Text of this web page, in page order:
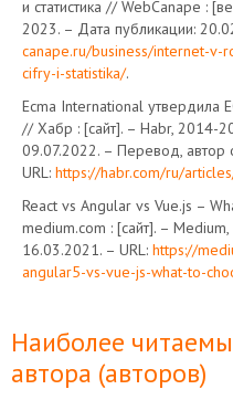
и статистика // WebCanape :
2023. – Дата публикации:
canape.ru/business/internet-v-
cifry-i-statistika/.
Ecma International утвердила
// Хабр : [сайт]. – Habr, 2014-
09.07.2022. – Перевод, автор
URL: https://habr.com/ru/
React vs Angular vs Vue.js –
medium.com : [сайт]. –
16.03.2021. – URL: https://
angular5-vs-vue-js-what-to-
Наиболее
автора (авторов)